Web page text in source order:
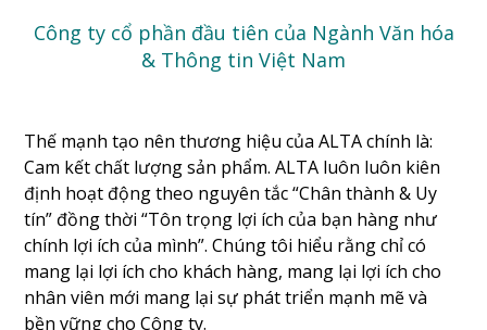
Công ty cổ phần đầu tiên của Ngành Văn hóa
& Thông tin Việt Nam
Thế mạnh tạo nên thương hiệu của ALTA chính là:
Cam kết chất lượng sản phẩm. ALTA luôn luôn kiên
định hoạt động theo nguyên tắc “Chân thành & Uy
tín” đồng thời “Tôn trọng lợi ích của bạn hàng như
chính lợi ích của mình”. Chúng tôi hiểu rằng chỉ có
mang lại lợi ích cho khách hàng, mang lại lợi ích cho
nhân viên mới mang lại sự phát triển mạnh mẽ và
bền vững cho Công ty.